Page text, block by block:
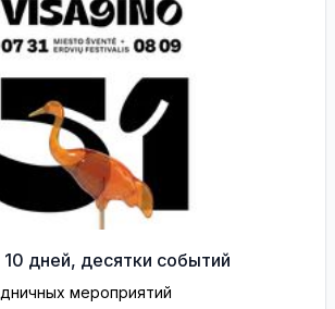
10 дней, десятки событий
мероприятий